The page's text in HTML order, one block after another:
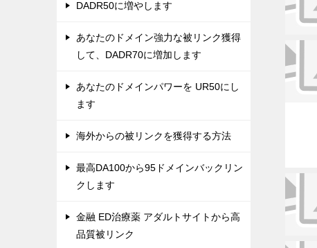
DADR50に増やします
あなたのドメイン強力な被リンク獲得
して、DADR70に増加します
あなたのドメインパワーを UR50にし
ます
海外からの被リンクを獲得する方法
最高DA100から95ドメインバックリン
クします
金融 ED治療薬 アダルトサイトから高
品質被リンク